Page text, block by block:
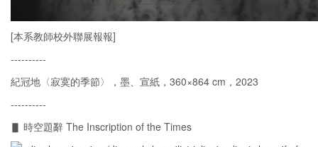
[本系教師校外聯展報報]
----------
紀冠地〈寂寞的季節〉，墨、宣紙，360×864 cm，2023
----------
▋ 時空題辭 The Inscription of the Times